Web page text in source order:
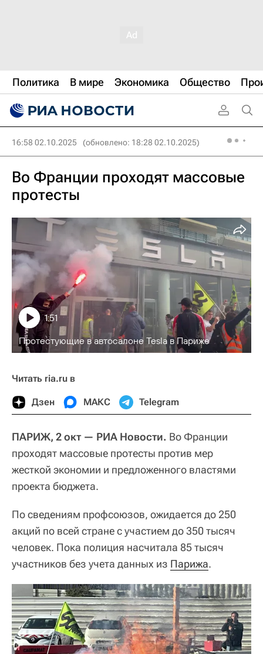
Политика В мире Экономика Общество
16:58 02.10.2025 (обновлено: 18:28 02.10.2025)
Во Франции проходят массовые
протесты
Протестующие в автосалоне Tesla в Париже
1:51
Читать ria.ru в
Дзен МАКС Telegram
ПАРИЖ, 2 окт — РИА Новости. Во Франции
проходят массовые протесты против мер
жесткой экономии и предложенного властями
проекта бюджета.
По сведениям профсоюзов, ожидается до 250
акций по всей стране с участием до 350 тысяч
человек. Пока полиция насчитала 85 тысяч
участников без учета данных из Парижа.